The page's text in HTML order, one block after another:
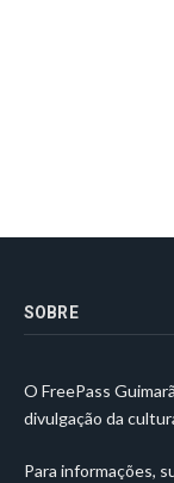
SOBRE
O FreePass
divulgação da
Para informações,